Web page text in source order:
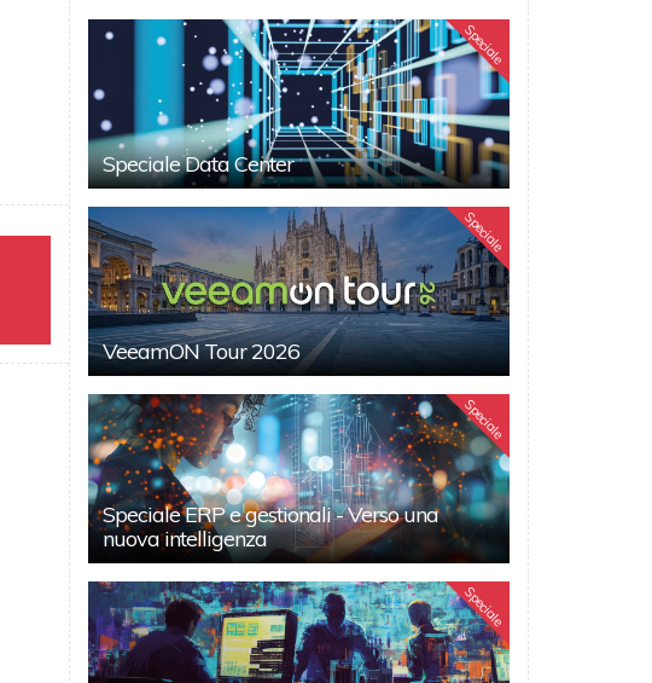
Speciale
Speciale Data Center
Speciale
VeeamON Tour 2026
Speciale
Speciale ERP e gestionali - Verso una
nuova intelligenza
Speciale